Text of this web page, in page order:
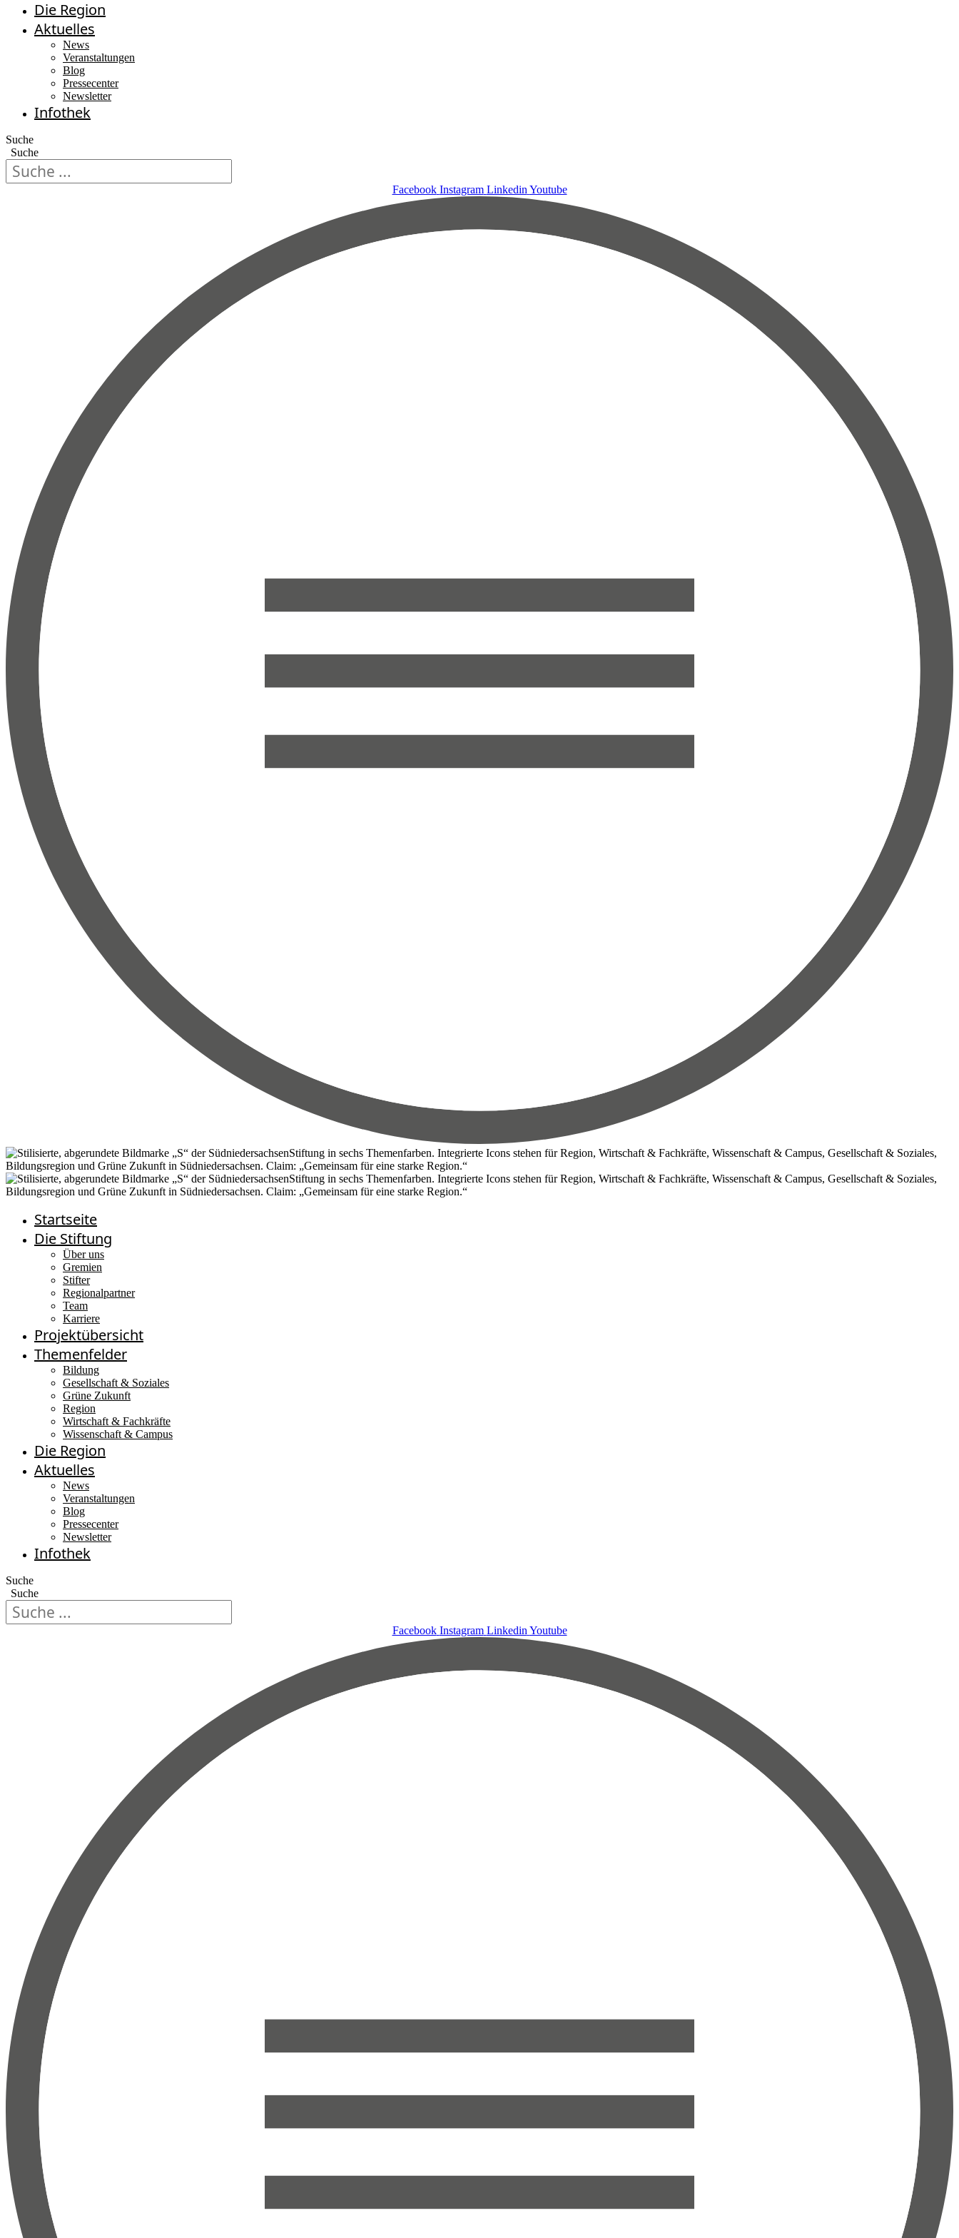
Die Region
Aktuelles
News
Veranstaltungen
Blog
Pressecenter
Newsletter
Infothek
Suche
Suche
Facebook Instagram Linkedin Youtube
Startseite
Die Stiftung
Über uns
Gremien
Stifter
Regionalpartner
Team
Karriere
Projektübersicht
Themenfelder
Bildung
Gesellschaft & Soziales
Grüne Zukunft
Region
Wirtschaft & Fachkräfte
Wissenschaft & Campus
Die Region
Aktuelles
News
Veranstaltungen
Blog
Pressecenter
Newsletter
Infothek
Suche
Suche
Facebook Instagram Linkedin Youtube